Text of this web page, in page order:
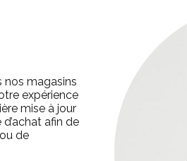
nos magasins
expérience
mise à jour
afin de
de